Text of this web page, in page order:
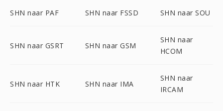
SHN naar PAF SHN naar FSSD SHN naar SOU
SHN naar GSRT SHN naar GSM
SHN naar
HCOM
SHN naar HTK SHN naar IMA
SHN naar
IRCAM